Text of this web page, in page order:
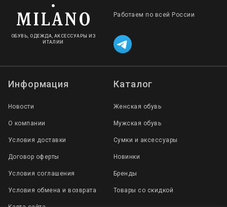
ОБУВЬ, ОДЕЖДА, АКСЕССУАРЫ ИЗ
ИТАЛИИ
Работаем по всей России
Информация
Новости
О компании
Условия доставки
Договор оферты
Условия соглашения
Условия обмена и возврата
Каталог
Женская обувь
Мужская обувь
Сумки и аксессуары
Новинки
Бренды
Товары со скидкой